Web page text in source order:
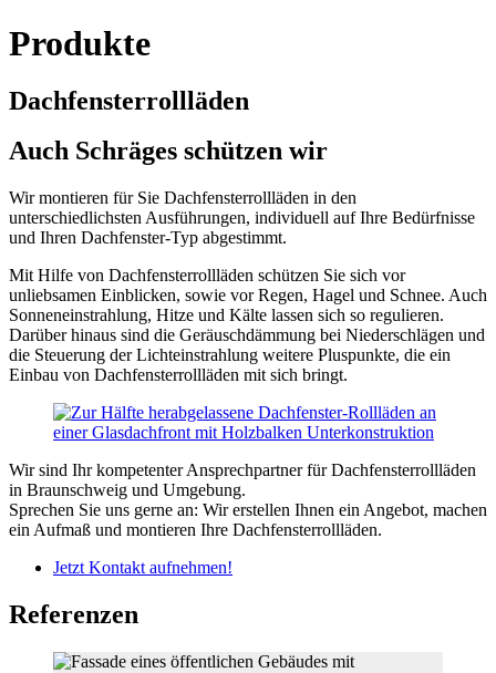
Produkte
Dachfensterrollläden
Auch Schräges schützen wir
Wir montieren für Sie Dachfensterrollläden in den
unterschiedlichsten Ausführungen, individuell auf Ihre Bedürfnisse
und Ihren Dachfenster-Typ abgestimmt.
Mit Hilfe von Dachfensterrollläden schützen Sie sich vor
unliebsamen Einblicken, sowie vor Regen, Hagel und Schnee. Auch
Sonneneinstrahlung, Hitze und Kälte lassen sich so regulieren.
Darüber hinaus sind die Geräuschdämmung bei Niederschlägen und
die Steuerung der Lichteinstrahlung weitere Pluspunkte, die ein
Einbau von Dachfensterrollläden mit sich bringt.
Wir sind Ihr kompetenter Ansprechpartner für Dachfensterrollläden
in Braunschweig und Umgebung.
Sprechen Sie uns gerne an: Wir erstellen Ihnen ein Angebot, machen
ein Aufmaß und montieren Ihre Dachfensterrollläden.
Jetzt Kontakt aufnehmen!
Referenzen